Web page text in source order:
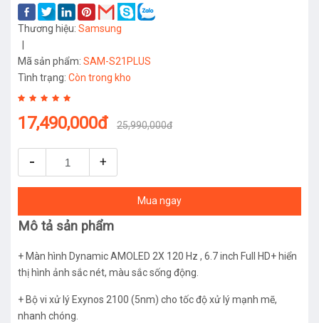
Thương hiệu: Samsung
Mã sản phẩm: SAM-S21PLUS
Tình trạng: Còn trong kho
17,490,000đ 25,990,000đ
- +
Mua ngay
Mô tả sản phẩm
+ Màn hình Dynamic AMOLED 2X 120 Hz , 6.7 inch Full HD+ hiển
thị hình ảnh sắc nét, màu sắc sống động.
+ Bộ vi xử lý Exynos 2100 (5nm) cho tốc độ xử lý mạnh mẽ,
nhanh chóng.